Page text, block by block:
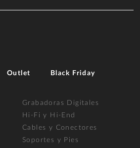
Outlet Black Friday
Grabadoras Digitales
Hi-Fi y Hi-End
Cables y Conectores
Soportes y Pies